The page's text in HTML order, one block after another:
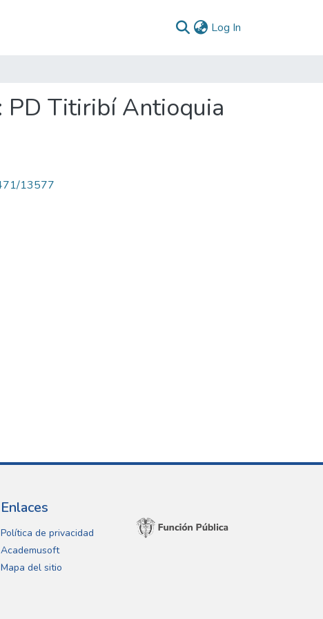
Log In
Titiribí Antioquia
13577
Enlaces
Política de privacidad
Academusoft
Mapa del sitio